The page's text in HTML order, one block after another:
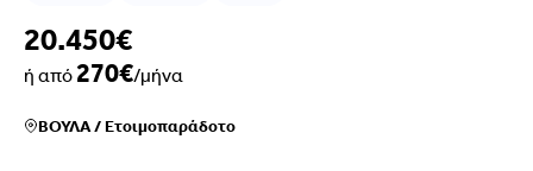
20.450€
ή από270€/μήνα
ΒΟΥΛΑ/Ετοιμοπαράδοτο